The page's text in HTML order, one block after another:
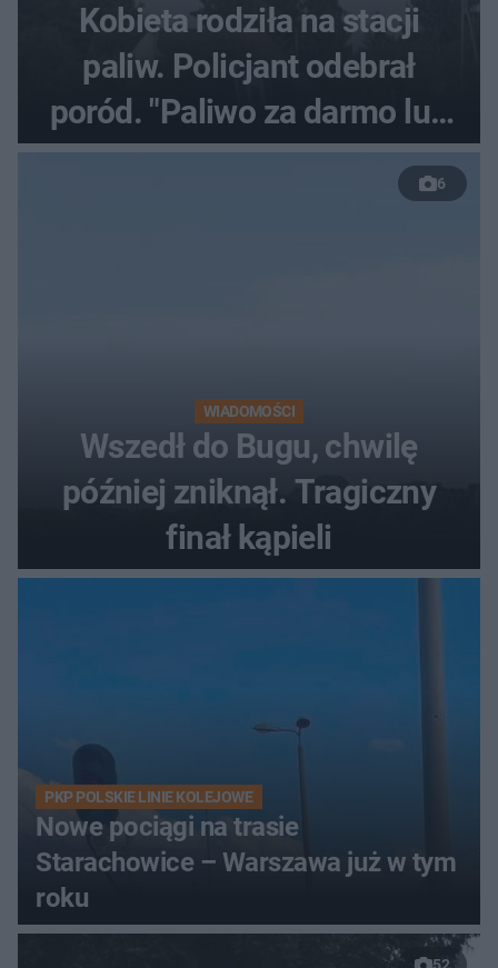
Kobieta rodziła na stacji
paliw. Policjant odebrał
poród. "Paliwo za darmo lub
50 %!"
6
WIADOMOŚCI
Wszedł do Bugu, chwilę
później zniknął. Tragiczny
finał kąpieli
PKP POLSKIE LINIE KOLEJOWE
Nowe pociągi na trasie
Starachowice – Warszawa już w tym
roku